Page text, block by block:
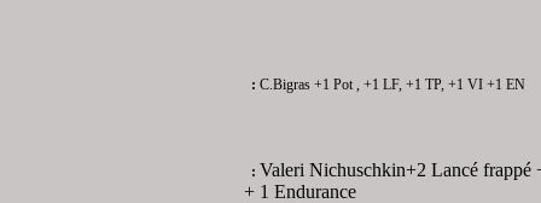
: C.Bigras +1 Pot , +1 LF, +1 TP, +1 VI +1 EN
: Valeri Nichuschkin+2 Lancé frappé
+ 1 Endurance